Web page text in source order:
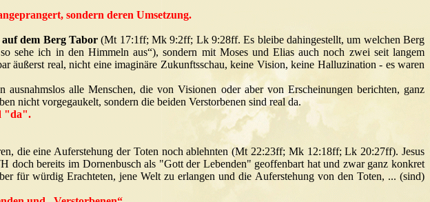
sondern deren Umsetzung.
dem Berg Tabor (Mt 17:1ff; Mk 9:2ff; Lk 9:28ff. Es bleibe dahingestellt, um welchen Berg
sehe ich in den Himmeln aus“), sondern mit Moses und Elias auch noch zwei seit langem
äußerst real, nicht eine imaginäre Zukunftsschau, keine Vision, keine Halluzination - es waren
alle Menschen, die von Visionen oder aber von Erscheinungen berichten, ganz
nicht vorgegaukelt, sondern die beiden Verstorbenen sind real da.
"da".
die eine Auferstehung der Toten noch ablehnten(Mt 22:23ff; Mk 12:18ff; Lk 20:27ff). Jesus
bereits im Dornenbusch als "Gott der Lebenden" geoffenbart hat und zwar ganz konkret
für würdig Erachteten, jene Welt zu erlangen und die Auferstehung von den Toten, ... (sind)